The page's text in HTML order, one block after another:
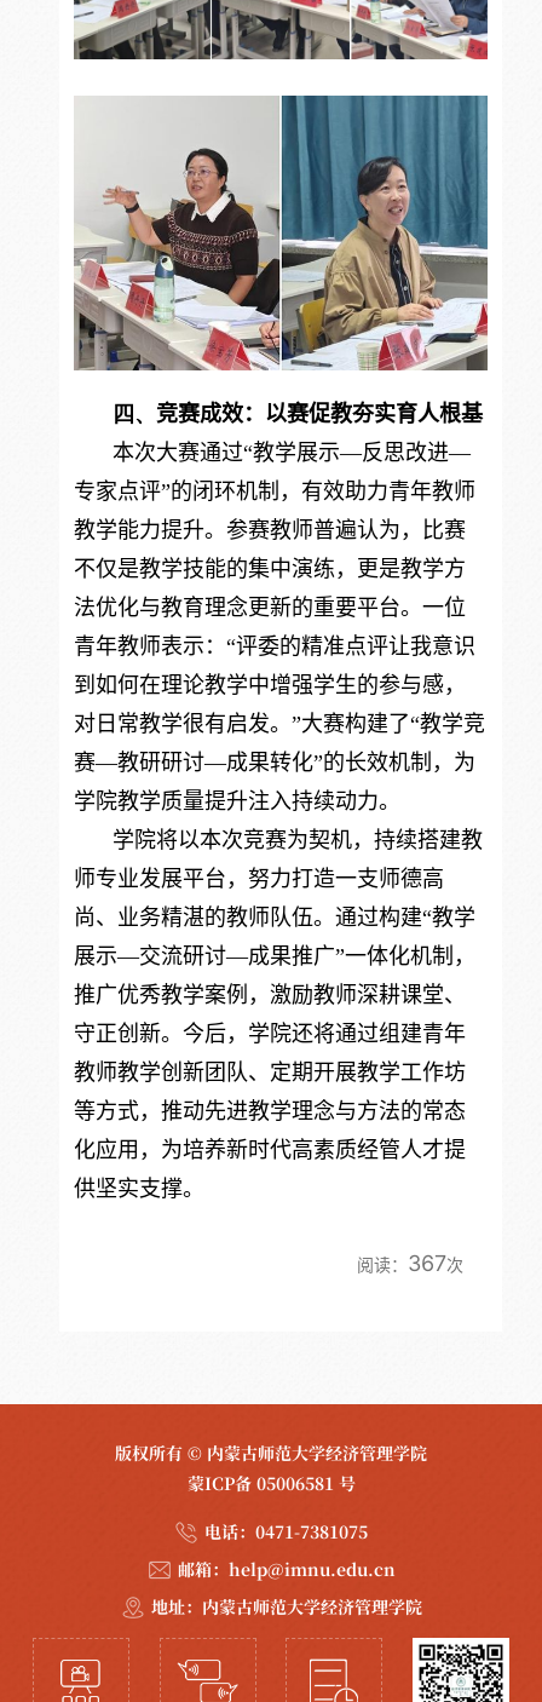
四、 竞赛成效：以赛促教夯实育人根基
本次大赛通过“教学展示—反思改进—
专家点评”的闭环机制，有效助力青年教师
教学能力提升。参赛教师普遍认为，比赛
不仅是教学技能的集中演练，更是教学方
法优化与教育理念更新的重要平台。一位
青年教师表示：“评委的精准点评让我意识
到如何在理论教学中增强学生的参与感，
对日常教学很有启发。”大赛构建了“教学竞
赛—教研研讨—成果转化”的长效机制，为
学院教学质量提升注入持续动力。
学院将以本次竞赛为契机，持续搭建教
师专业发展平台，努力打造一支师德高
尚、业务精湛的教师队伍。通过构建“教学
展示—交流研讨—成果推广”一体化机制，
推广优秀教学案例，激励教师深耕课堂、
守正创新。今后，学院还将通过组建青年
教师教学创新团队、定期开展教学工作坊
等方式，推动先进教学理念与方法的常态
化应用，为培养新时代高素质经管人才提
供坚实支撑。
阅读： 367次
版权所有 © 内蒙古师范大学经济管理学院
蒙ICP备 05006581 号
电话： 0471-7381075
邮箱： help@imnu.edu.cn
地址： 内蒙古师范大学经济管理学院